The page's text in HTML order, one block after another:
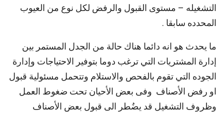
التشغيله – مستوى القبول والرفض لكل نوع من العيوب
المحدده سابقا .
ما يحدث هو انه دائما هناك حالة من الجدل المستمر بين
إدارة المشتريات التي ترغب دوما بتوفير الاحتياجات وإدارة
الجوده التي تقوم بالفحص والاستلام وتتحمل مسئولية قبول
او رفض الأصناف وفى بعض الأحيان تحت ضغوط العمل
وظروف التشغيل قد يضُطر الى قبول بعض الأصناف